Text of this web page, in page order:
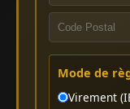
Mode de
Virement